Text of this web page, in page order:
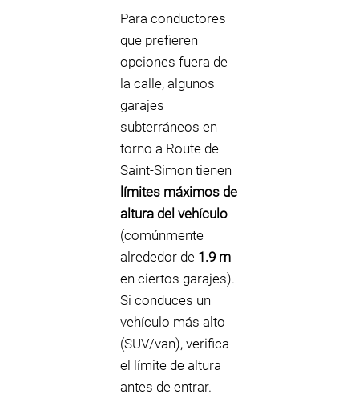
Para conductores
que prefieren
opciones fuera de
la calle, algunos
garajes
subterráneos en
torno a Route de
Saint‑Simon tienen
límites máximos de
altura del vehículo
(comúnmente
alrededor de 1.9 m
en ciertos garajes).
Si conduces un
vehículo más alto
(SUV/van), verifica
el límite de altura
antes de entrar.